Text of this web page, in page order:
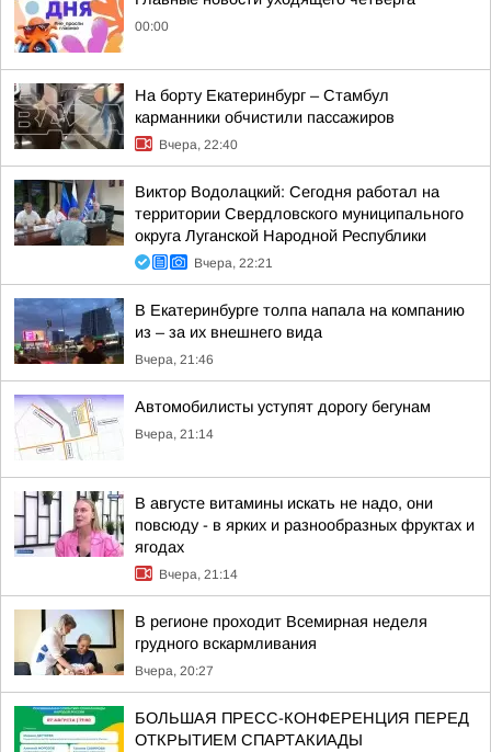
00:00
На борту Екатеринбург – Стамбул
карманники обчистили пассажиров
Вчера, 22:40
Виктор Водолацкий: Сегодня работал на
территории Свердловского муниципального
округа Луганской Народной Республики
Вчера, 22:21
В Екатеринбурге толпа напала на компанию
из – за их внешнего вида
Вчера, 21:46
Автомобилисты уступят дорогу бегунам
Вчера, 21:14
В августе витамины искать не надо, они
повсюду - в ярких и разнообразных фруктах и
ягодах
Вчера, 21:14
В регионе проходит Всемирная неделя
грудного вскармливания
Вчера, 20:27
БОЛЬШАЯ ПРЕСС-КОНФЕРЕНЦИЯ ПЕРЕД
ОТКРЫТИЕМ СПАРТАКИАДЫ